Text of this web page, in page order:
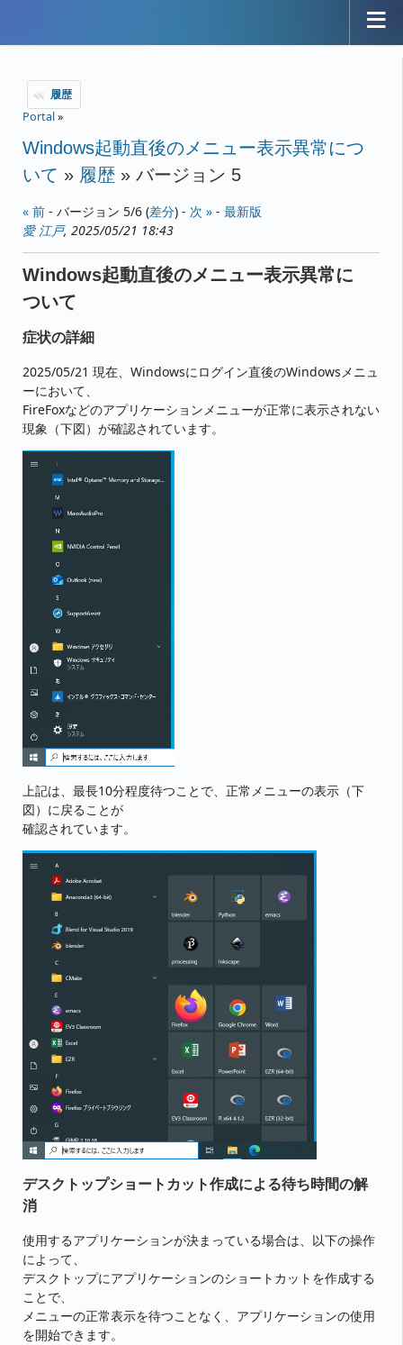
履歴
Portal»
Windows起動直後のメニュー表示異常につ
いて » 履歴 » バージョン 5
« 前 - バージョン 5/6 (差分) - 次 » - 最新版
愛 江戸, 2025/05/21 18:43
Windows起動直後のメニュー表示異常に
ついて
症状の詳細
2025/05/21 現在、Windowsにログイン直後のWindowsメニュ
ーにおいて、
FireFoxなどのアプリケーションメニューが正常に表示されない
現象（下図）が確認されています。
上記は、最長10分程度待つことで、正常メニューの表示（下
図）に戻ることが
確認されています。
デスクトップショートカット作成による待ち時間の解
消
使用するアプリケーションが決まっている場合は、以下の操作
によって、
デスクトップにアプリケーションのショートカットを作成する
ことで、
メニューの正常表示を待つことなく、アプリケーションの使用
を開始できます。